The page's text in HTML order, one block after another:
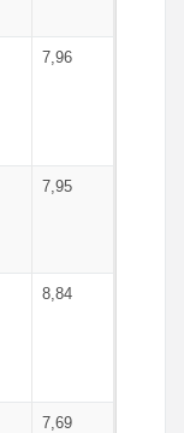
7,96
7,95
8,84
7,69